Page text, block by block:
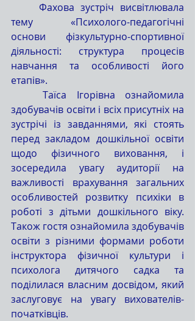
тему «Психолого-педагогічні
основи фізкультурно-спортивної
діяльності: структура процесів
навчання та особливості його
етапів».
	Таїса Ігорівна ознайомила
здобувачів освіти і всіх присутніх на
зустрічі із завданнями, які стоять
перед закладом дошкільної освіти
щодо фізичного виховання, і
зосередила увагу аудиторії на
важливості врахування загальних
особливостей розвитку психіки в
роботі з дітьми дошкільного віку.
Також гостя ознайомила здобувачів
освіти з різними формами роботи
інструктора фізичної культури і
психолога дитячого садка та
поділилася власним досвідом, який
заслуговує на увагу вихователів-
початківців.